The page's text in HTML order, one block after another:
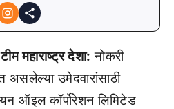
देशा: नोकरी
असलेल्या उमेदवारांसाठी
ऑइल कॉर्पोरेशन लिमिटेड